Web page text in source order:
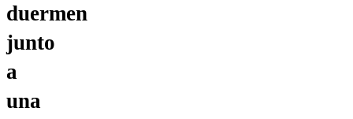
duermen
junto
a
una